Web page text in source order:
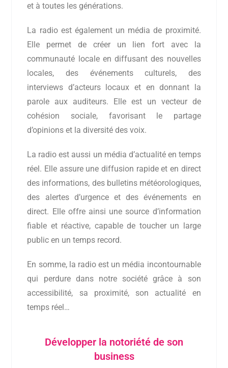
et à toutes les générations.
La radio est également un média de proximité.
Elle permet de créer un lien fort avec la
communauté locale en diffusant des nouvelles
locales, des événements culturels, des
interviews d’acteurs locaux et en donnant la
parole aux auditeurs. Elle est un vecteur de
cohésion sociale, favorisant le partage
d’opinions et la diversité des voix.
La radio est aussi un média d’actualité en temps
réel. Elle assure une diffusion rapide et en direct
des informations, des bulletins météorologiques,
des alertes d’urgence et des événements en
direct. Elle offre ainsi une source d’information
fiable et réactive, capable de toucher un large
public en un temps record.
En somme, la radio est un média incontournable
qui perdure dans notre société grâce à son
accessibilité, sa proximité, son actualité en
temps réel…
Développer la notoriété de son
business